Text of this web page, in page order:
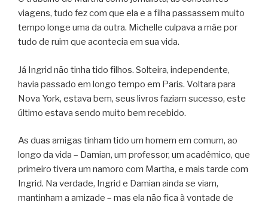
viagens, tudo fez com que ela e a filha passassem muito
tempo longe uma da outra. Michelle culpava a mãe por
tudo de ruim que acontecia em sua vida.
Já Ingrid não tinha tido filhos. Solteira, independente,
havia passado em longo tempo em Paris. Voltara para
Nova York, estava bem, seus livros faziam sucesso, este
último estava sendo muito bem recebido.
As duas amigas tinham tido um homem em comum, ao
longo da vida – Damian, um professor, um acadêmico, que
primeiro tivera um namoro com Martha, e mais tarde com
Ingrid. Na verdade, Ingrid e Damian ainda se viam,
mantinham a amizade – mas ela não fica à vontade de